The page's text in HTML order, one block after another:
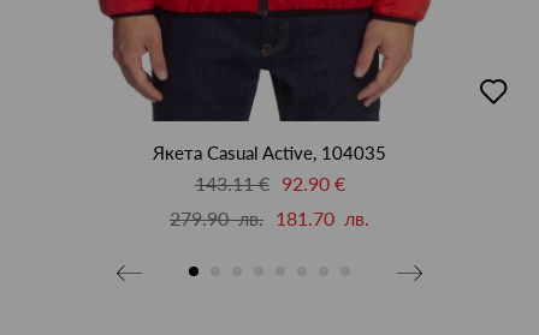
в
Якета Casual Active, 104035
143.11 €
92.90 €
279.90 лв. 181.70 лв.